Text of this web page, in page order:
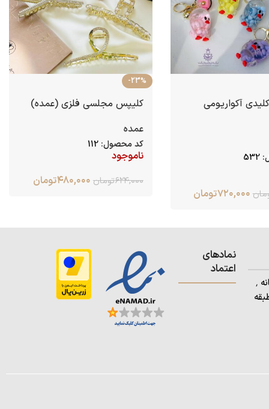
آکواریومی
532
۷۲۰,۰۰۰تومان
-23%
کلیپس مجلسی فلزی (عمده)
عمده
کد محصول:112
ناموجود
۶۲۴,۰۰۰تومان ۴۸۰,۰۰۰تومان
آدرس: استان کردستان٬ شهرستان بانه ٬
نمادهای
اعتماد